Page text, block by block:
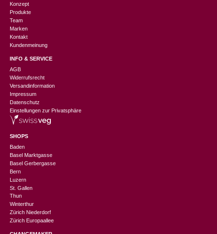
Konzept
Produkte
Team
Marken
Kontakt
Kundenmeinung
INFO & SERVICE
AGB
Widerrufsrecht
Versandinformation
Impressum
Datenschutz
Einstellungen zur Privatsphäre
SHOPS
Baden
Basel Marktgasse
Basel Gerbergasse
Bern
Luzern
St. Gallen
Thun
Winterthur
Zürich Niederdorf
Zürich Europaallee